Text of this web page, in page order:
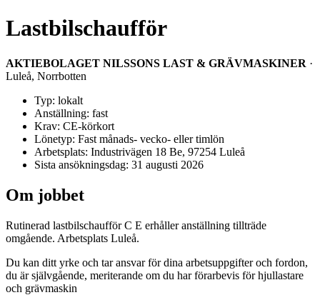
Lastbilschaufför
AKTIEBOLAGET NILSSONS LAST & GRÄVMASKINER ·
Luleå, Norrbotten
Typ: lokalt
Anställning: fast
Krav: CE-körkort
Lönetyp: Fast månads- vecko- eller timlön
Arbetsplats: Industrivägen 18 Be, 97254 Luleå
Sista ansökningsdag: 31 augusti 2026
Om jobbet
Rutinerad lastbilschaufför C E erhåller anställning tillträde
omgående. Arbetsplats Luleå.
Du kan ditt yrke och tar ansvar för dina arbetsuppgifter och fordon,
du är självgående, meriterande om du har förarbevis för hjullastare
och grävmaskin